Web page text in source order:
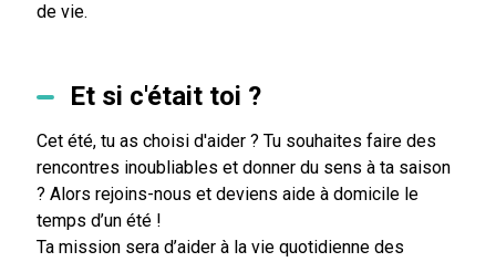
de vie.
Et si c'était toi ?
Cet été, tu as choisi d'aider ? Tu souhaites faire des
rencontres inoubliables et donner du sens à ta saison
? Alors rejoins-nous et deviens aide à domicile le
temps d’un été !
Ta mission sera d’aider à la vie quotidienne des